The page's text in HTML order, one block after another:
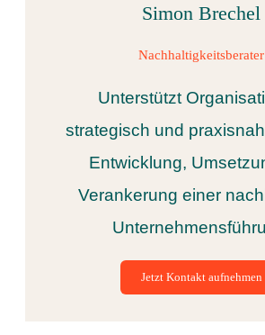
Simon Brechel
Nachhaltigkeitsberater
Unterstützt
strategisch und
Entwicklung,
Verankerung einer
Jetzt Kontakt aufnehmen